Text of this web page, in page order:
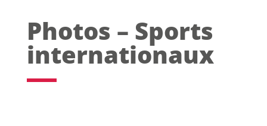
Photos – Sports
internationaux